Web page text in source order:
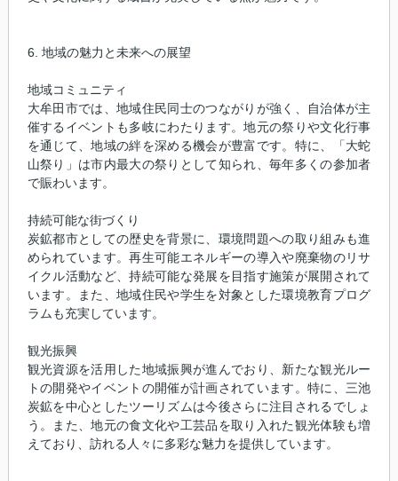
6. 地域の魅力と未来への展望
地域コミュニティ
大牟田市では、地域住民同士のつながりが強く、自治体が主
催するイベントも多岐にわたります。地元の祭りや文化行事
を通じて、地域の絆を深める機会が豊富です。特に、「大蛇
山祭り」は市内最大の祭りとして知られ、毎年多くの参加者
で賑わいます。
持続可能な街づくり
炭鉱都市としての歴史を背景に、環境問題への取り組みも進
められています。再生可能エネルギーの導入や廃棄物のリサ
イクル活動など、持続可能な発展を目指す施策が展開されて
います。また、地域住民や学生を対象とした環境教育プログ
ラムも充実しています。
観光振興
観光資源を活用した地域振興が進んでおり、新たな観光ルー
トの開発やイベントの開催が計画されています。特に、三池
炭鉱を中心としたツーリズムは今後さらに注目されるでしょ
う。また、地元の食文化や工芸品を取り入れた観光体験も増
えており、訪れる人々に多彩な魅力を提供しています。